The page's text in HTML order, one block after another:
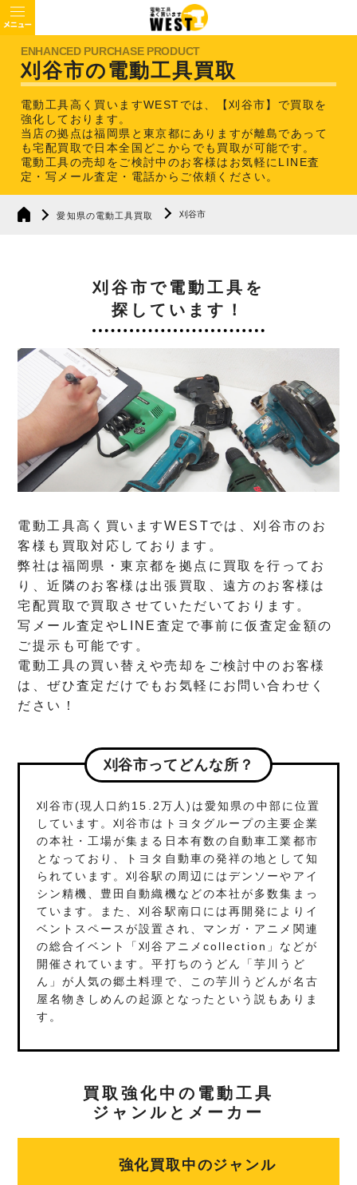
刈谷市の電動工具買取
電動工具高く買いますWESTでは、【刈谷市】で買取を
強化しております。
当店の拠点は福岡県と東京都にありますが離島であって
も宅配買取で日本全国どこからでも買取が可能です。
電動工具の売却をご検討中のお客様はお気軽にLINE査
定・写メール査定・電話からご依頼ください。
愛知県の電動工具買取 刈谷市
刈谷市で電動工具を
探しています！
電動工具高く買いますWESTでは、刈谷市のお
客様も買取対応しております。
弊社は福岡県・東京都を拠点に買取を行ってお
り、近隣のお客様は出張買取、遠方のお客様は
宅配買取で買取させていただいております。
写メール査定やLINE査定で事前に仮査定金額の
ご提示も可能です。
電動工具の買い替えや売却をご検討中のお客様
は、ぜひ査定だけでもお気軽にお問い合わせく
ださい！
刈谷市ってどんな所？
刈谷市(現人口約15.2万人)は愛知県の中部に位置
しています。刈谷市はトヨタグループの主要企業
の本社・工場が集まる日本有数の自動車工業都市
となっており、トヨタ自動車の発祥の地として知
られています。刈谷駅の周辺にはデンソーやアイ
シン精機、豊田自動織機などの本社が多数集まっ
ています。また、刈谷駅南口には再開発によりイ
ベントスペースが設置され、マンガ・アニメ関連
の総合イベント「刈谷アニメcollection」などが
開催されています。平打ちのうどん「芋川うど
ん」が人気の郷土料理で、この芋川うどんが名古
屋名物きしめんの起源となったという説もありま
す。
買取強化中の電動工具
ジャンルとメーカー
強化買取中のジャンル